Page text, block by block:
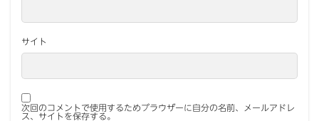
サイト
次回のコメントで使用するためブラウザーに自分の名前、メールアドレ
ス、サイトを保存する。